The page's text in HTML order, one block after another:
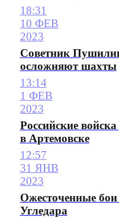
18:31
10 ФЕВ
2023
Советник
осложняют шахты
13:14
1 ФЕВ
2023
Российские
в Артемовске
12:57
31 ЯНВ
2023
Ожесточенные
Угледара